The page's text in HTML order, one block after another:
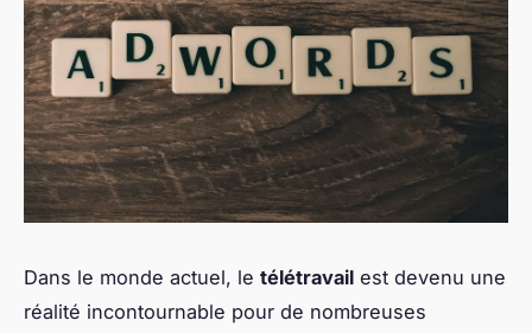
Dans le monde actuel, le télétravail est devenu une
réalité incontournable pour de nombreuses